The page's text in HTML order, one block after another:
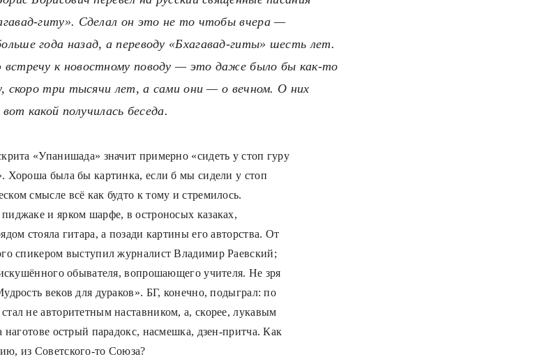
гиту». Сделал он это не то чтобы вчера —
года назад, а переводу «Бхагавад-гиты» шесть лет.
к новостному поводу — это даже было бы как-то
скоро три тысячи лет, а сами они — о вечном. О них
какой получилась беседа.
«Упанишада» значит примерно «сидеть у стоп гуру
Хороша была бы картинка, если б мы сидели у стоп
смысле всё как будто к тому и стремилось.
и ярком шарфе, в остроносых казаках,
стояла гитара, а позади картины его авторства. От
спикером выступил журналист Владимир Раевский;
обывателя, вопрошающего учителя. Не зря
веков для дураков». БГ, конечно, подыграл: по
не авторитетным наставником, а, скорее, лукавым
наготове острый парадокс, насмешка, дзен-притча. Как
из Советского-то Союза?